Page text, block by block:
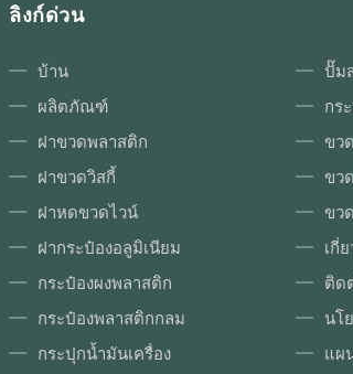
ลิงก์ด่วน
บ้าน
ผลิตภัณฑ์
ฝาขวดพลาสติก
ฝาขวดวิสกี้
ฝาหดขวดไวน์
ฝากระป๋องอลูมิเนียม
กระป๋องผงพลาสติก
กระป๋องพลาสติกกลม
กระปุกน้ำมันเครื่อง
ปั๊ม
กร
ขว
ขว
ขว
เกี่
ติด
นโ
แผ